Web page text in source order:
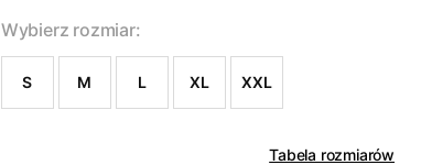
Wybierz rozmiar:
S M L XL XXL
Tabela rozmiarów